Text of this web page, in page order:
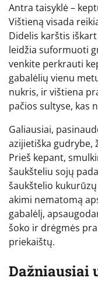
Antra taisyklė –
Vištieną visada
Didelis karštis
leidžia suformuoti
venkite perkrauti
gabalėlių vienu
nukris, ir vištiena
pačios sultyse, kas
Galiausiai,
azijietiška gudrybe,
Prieš kepant,
šaukšteliu sojų
šaukštelio
akimi nematomą
gabalėlį,
šoko ir drėgmės
priekaištų.
Dažniausiai